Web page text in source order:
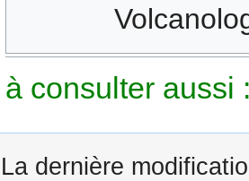
à consulter aussi
La dernière